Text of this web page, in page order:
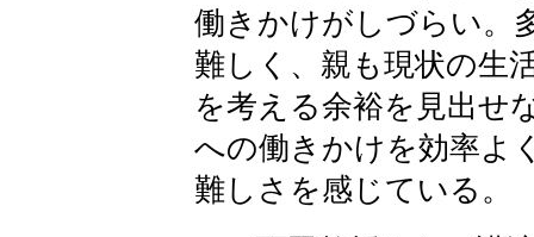
働きかけがしづらい。
難しく、親も現状の生
を考える余裕を見出せ
への働きかけを効率よ
難しさを感じている。